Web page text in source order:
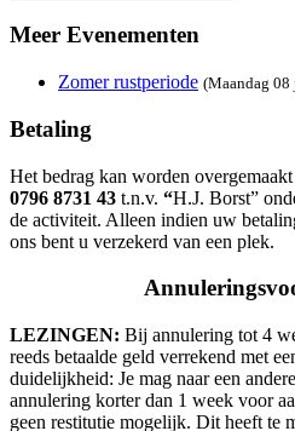
Meer Evenementen
Zomer rustperiode (Maandag
Betaling
Het bedrag kan worden
0796 8731 43 t.n.v. “H.J. Borst”
de activiteit. Alleen indien uw
ons bent u verzekerd van een plek.
LEZINGEN: Bij annulering tot 4
reeds betaalde geld verrekend met
duidelijkheid: Je mag naar een
annulering korter dan 1 week voor
geen restitutie mogelijk. Dit heeft te